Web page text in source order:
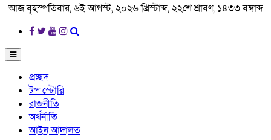
আজ বৃহস্পতিবার, ৬ই আগস্ট, ২০২৬ খ্রিস্টাব্দ, ২২শে শ্রাবণ, ১৪৩৩ বঙ্গাব্দ
প্রচ্ছদ
টপ স্টোরি
রাজনীতি
অর্থনীতি
আইন আদালত